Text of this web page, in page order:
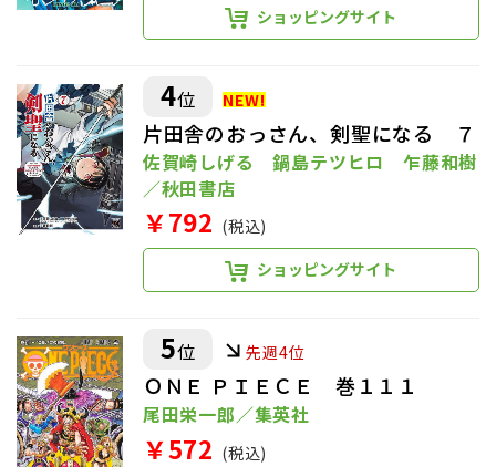
ショッピングサイト
4位
片田舎のおっさん、剣聖になる ７
佐賀崎しげる 鍋島テツヒロ 乍藤和樹
／秋田書店
￥792 (税込)
ショッピングサイト
5位 先週4位
ＯＮＥ ＰＩＥＣＥ 巻１１１
尾田栄一郎／集英社
￥572 (税込)